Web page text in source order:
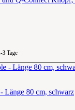
Tage
Länge 80 cm, schwarz